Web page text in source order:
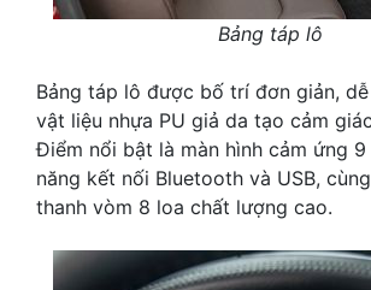
Bảng táp lô
Bảng táp lô được bố trí đơn giản,
vật liệu nhựa PU giả da tạo cảm
Điểm nổi bật là màn hình cảm ứng
năng kết nối Bluetooth và USB,
thanh vòm 8 loa chất lượng cao.